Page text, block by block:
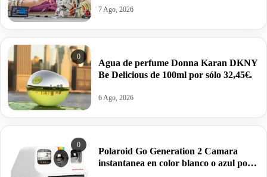
7 Ago, 2026
0
Agua de perfume Donna Karan DKNY
Be Delicious de 100ml por sólo 32,45€.
6 Ago, 2026
0
Polaroid Go Generation 2 Camara
instantanea en color blanco o azul por